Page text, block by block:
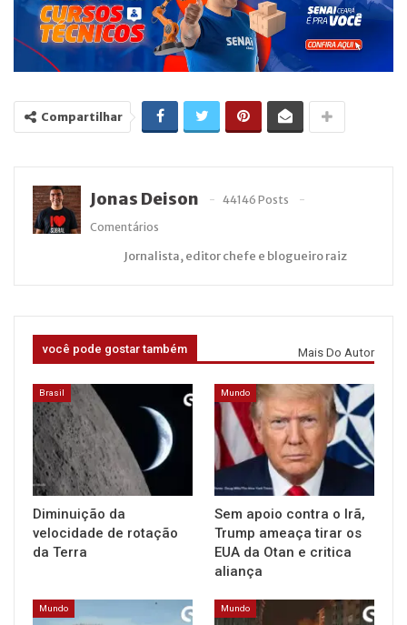
Compartilhar
Jonas Deison
44146 Posts
Comentários
Jornalista, editor chefe e blogueiro raiz
você pode gostar também Mais Do Autor
Brasil
Diminuição da
velocidade de rotação
da Terra
Mundo
Sem apoio contra o Irã,
Trump ameaça tirar os
EUA da Otan e critica
aliança
Mundo Mundo